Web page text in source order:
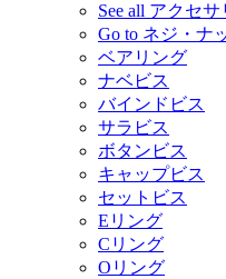
See all アクセサ
Go to ネジ・ナ
ベアリング
ナベビス
バインドビス
サラビス
ボタンビス
キャップビス
セットビス
Eリング
Cリング
Oリング